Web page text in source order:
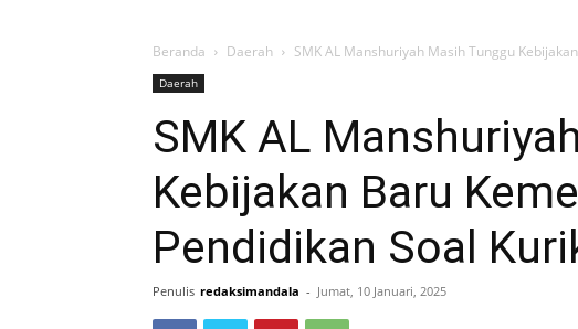
Beranda Daerah SMK AL Manshuriyah Masih Tunggu
Daerah
SMK AL
Kebijakan Baru
Pendidikan Soal
Penulis redaksimandala - Jumat, 10 Januari, 2025